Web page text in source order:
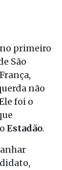
primeiro
São
não
foi o
Estadão.